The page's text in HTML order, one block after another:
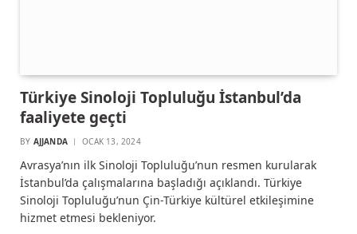
Türkiye Sinoloji Topluluğu İstanbul’da
faaliyete geçti
BY AJJANDA OCAK 13, 2024
Avrasya’nın ilk Sinoloji Topluluğu’nun resmen kurularak
İstanbul’da çalışmalarına başladığı açıklandı. Türkiye
Sinoloji Topluluğu’nun Çin-Türkiye kültürel etkileşimine
hizmet etmesi bekleniyor.